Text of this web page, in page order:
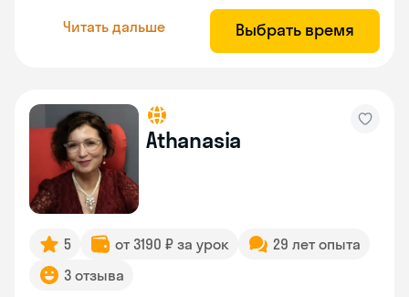
Читать дальше Выбрать время
Athanasia
5 от 3190 ₽ за урок
29 лет опыта
3 отзыва